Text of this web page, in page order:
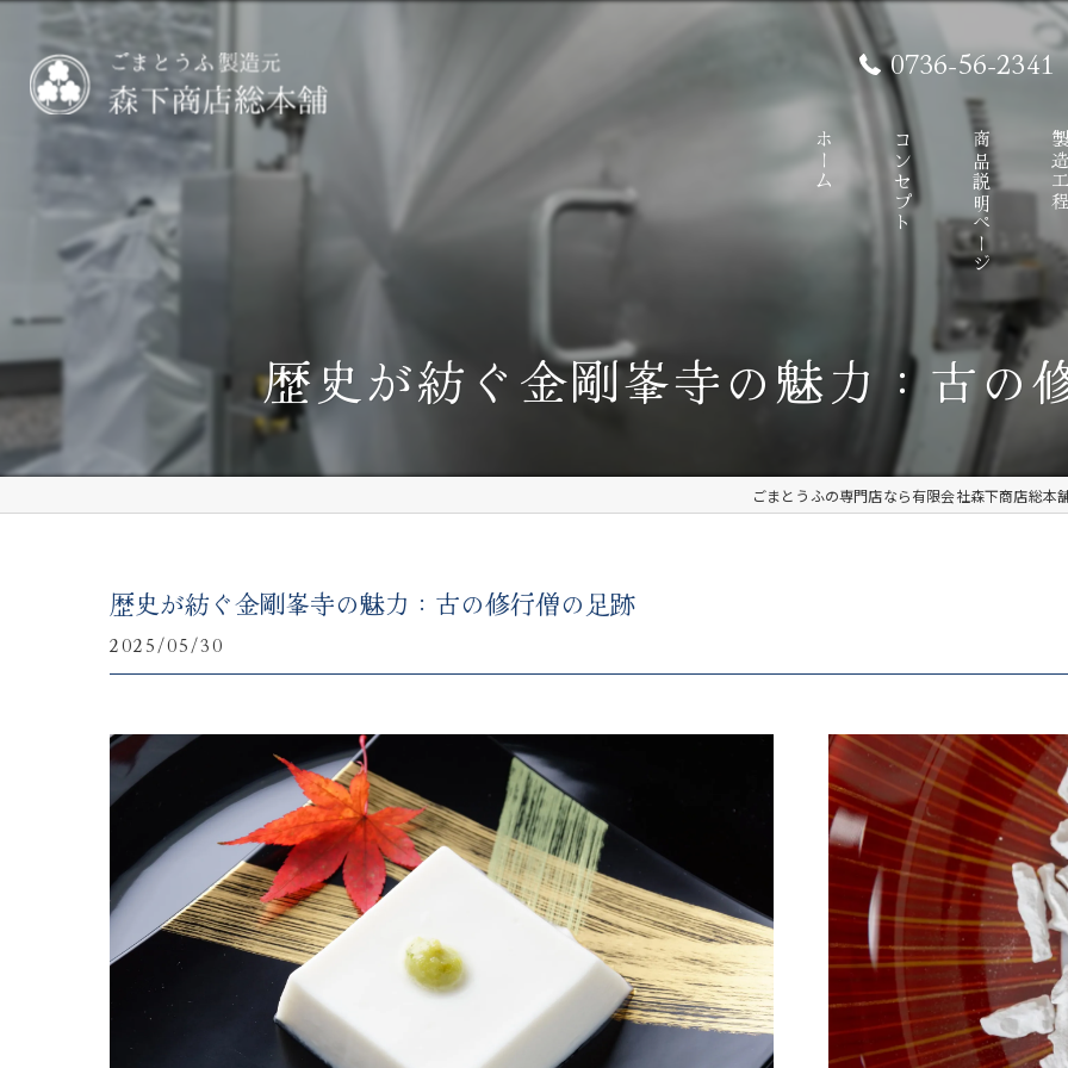
0736-56-2341
ホーム コンセプト 商品説明ページ 製
歴史が紡ぐ金剛峯寺の魅力：古の
ごまとうふの専門店なら有限会社森下商店総本
歴史が紡ぐ金剛峯寺の魅力：古の修行僧の足跡
2025/05/30